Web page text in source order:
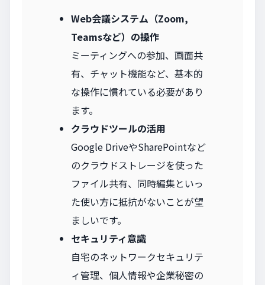
Web会議システム（Zoom,
Teamsなど）の操作
ミーティングへの参加、画面共
有、チャット機能など、基本的
な操作に慣れている必要があり
ます。
クラウドツールの活用
Google DriveやSharePointなど
のクラウドストレージを使った
ファイル共有、同時編集といっ
た使い方に抵抗がないことが望
ましいです。
セキュリティ意識
自宅のネットワークセキュリテ
ィ管理、個人情報や企業秘密の